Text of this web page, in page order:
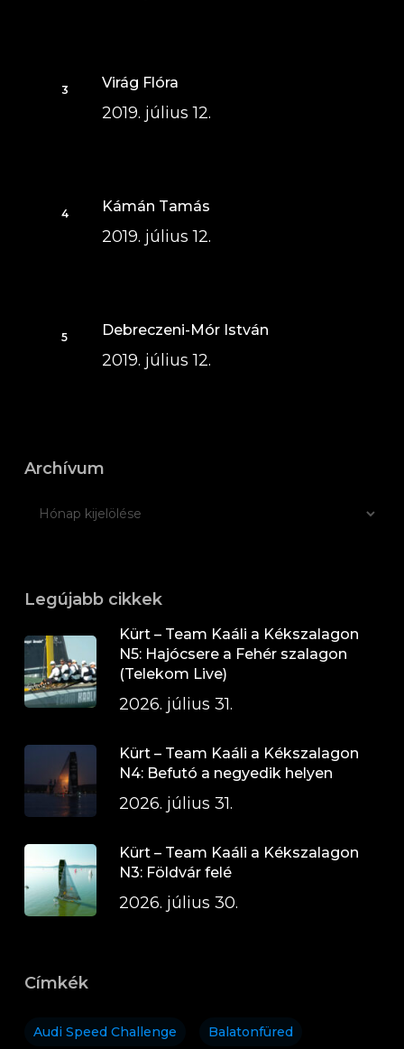
Virág Flóra
2019. július 12.
Kámán Tamás
2019. július 12.
Debreczeni-Mór István
2019. július 12.
Archívum
Legújabb cikkek
Kürt – Team Kaáli a Kékszalagon
N5: Hajócsere a Fehér szalagon
(Telekom Live)
2026. július 31.
Kürt – Team Kaáli a Kékszalagon
N4: Befutó a negyedik helyen
2026. július 31.
Kürt – Team Kaáli a Kékszalagon
N3: Földvár felé
2026. július 30.
Címkék
Audi Speed Challenge Balatonfüred